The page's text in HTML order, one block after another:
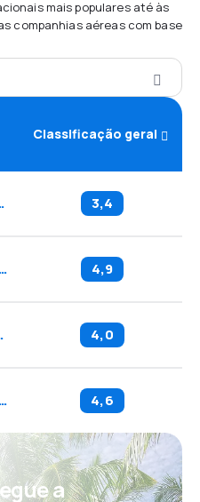
mais populares até às
companhias aéreas com base
Classificação geral
3,4
Cambodia Angkor Air 4,9
4,0
JC International Airlines 4,6
a